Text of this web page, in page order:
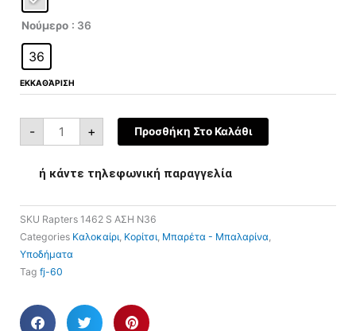
Νούμερο : 36
36
ΕΚΚΑΘΆΡΙΣΗ
- + Προσθήκη Στο Καλάθι
ή κάντε τηλεφωνική παραγγελία
SKU Rapters 1462 S ΑΣΗ N36
Categories Καλοκαίρι Κορίτσι Μπαρέτα - Μπαλαρίνα
Υποδήματα
Tag fj-60